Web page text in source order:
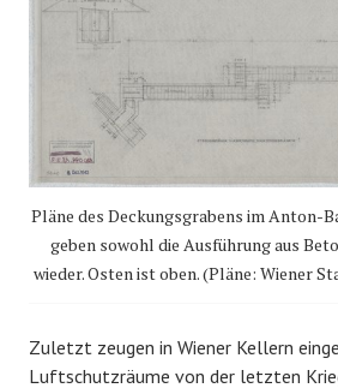
Pläne des Deckungsgrabens im Anton-
geben sowohl die Ausführung aus
wieder. Osten ist oben. (Pläne: Wiener
Zuletzt zeugen in Wiener Kellern
Luftschutzräume von der letzten